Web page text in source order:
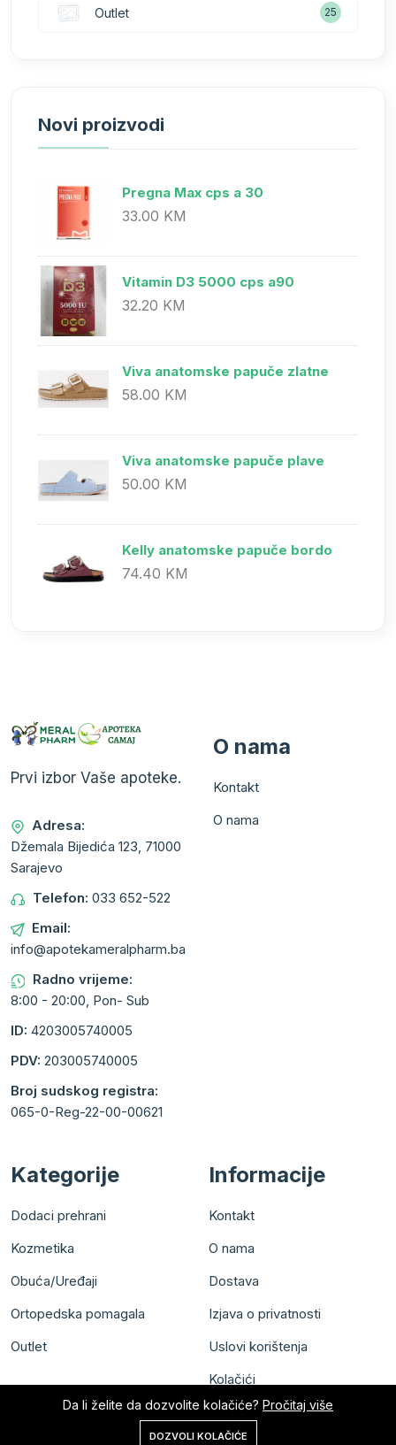
Outlet 25
Novi proizvodi
Pregna Max cps a 30
33.00 KM
Vitamin D3 5000 cps a90
32.20 KM
Viva anatomske papuče zlatne
58.00 KM
Viva anatomske papuče plave
50.00 KM
Kelly anatomske papuče bordo
74.40 KM
Prvi izbor Vaše apoteke.
Adresa:
Džemala Bijedića 123, 71000
Sarajevo
Telefon: 033 652-522
Email:
info@apotekameralpharm.ba
Radno vrijeme:
8:00 - 20:00, Pon- Sub
ID: 4203005740005
PDV: 203005740005
Broj sudskog registra:
065-0-Reg-22-00-00621
O nama
Kontakt
O nama
Kategorije
Dodaci prehrani
Kozmetika
Obuća/Uređaji
Ortopedska pomagala
Outlet
Informacije
Kontakt
O nama
Dostava
Izjava o privatnosti
Uslovi korištenja
Kolačići
Da li želite da dozvolite kolačiće? Pročitaj više
DOZVOLI KOLAČIĆE